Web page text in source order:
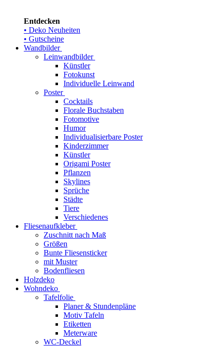
Entdecken
• Deko Neuheiten
• Gutscheine
Wandbilder
Leinwandbilder
Künstler
Fotokunst
Individuelle Leinwand
Poster
Cocktails
Florale Buchstaben
Fotomotive
Humor
Individualisierbare Poster
Kinderzimmer
Künstler
Origami Poster
Pflanzen
Skylines
Sprüche
Städte
Tiere
Verschiedenes
Fliesenaufkleber
Zuschnitt nach Maß
Größen
Bunte Fliesensticker
mit Muster
Bodenfliesen
Holzdeko
Wohndeko
Tafelfolie
Planer & Stundenpläne
Motiv Tafeln
Etiketten
Meterware
WC-Deckel